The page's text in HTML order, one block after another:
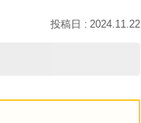
2024.11.22